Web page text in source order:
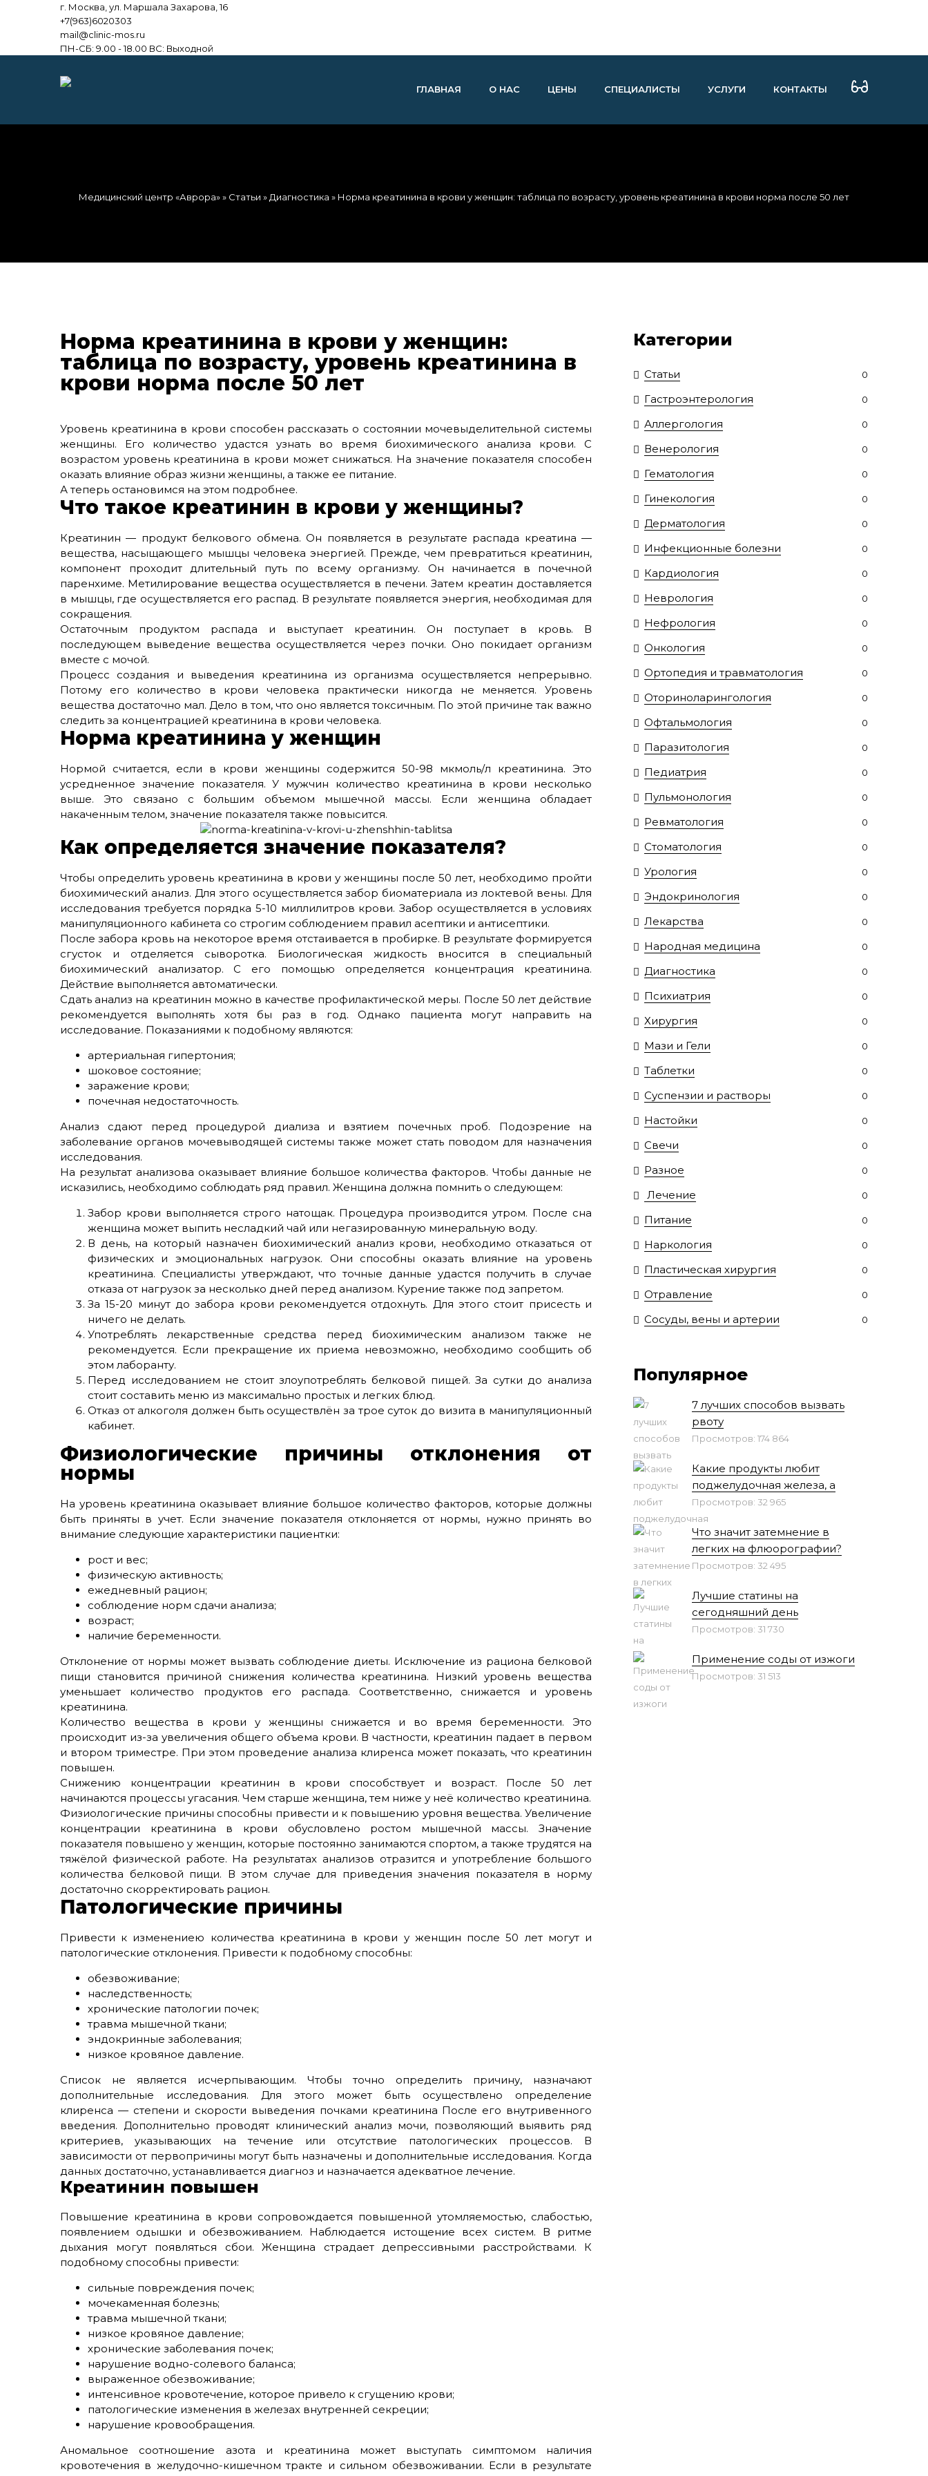
г. Москва, ул. Маршала Захарова, 16
+7(963)6020303
mail@clinic-mos.ru
ПН-СБ: 9.00 - 18.00 ВС: Выходной
ГЛАВНАЯ О НАС ЦЕНЫ СПЕЦИАЛИСТЫ УСЛУГИ КОНТАКТЫ
Медицинский центр «Аврора»» Статьи » Диагностика » Норма креатинина в крови у женщин: таблица по возрасту, уровень креатинина в крови норма после 50 лет
Норма креатинина в крови у женщин:
таблица по возрасту, уровень креатинина в
крови норма после 50 лет
Уровень креатинина в крови способен рассказать о состоянии мочевыделительной системы
женщины. Его количество удастся узнать во время биохимического анализа крови. С
возрастом уровень креатинина в крови может снижаться. На значение показателя способен
оказать влияние образ жизни женщины, а также ее питание.
А теперь остановимся на этом подробнее.
Что такое креатинин в крови у женщины?
Креатинин — продукт белкового обмена. Он появляется в результате распада креатина —
вещества, насыщающего мышцы человека энергией. Прежде, чем превратиться креатинин,
компонент проходит длительный путь по всему организму. Он начинается в почечной
паренхиме. Метилирование вещества осуществляется в печени. Затем креатин доставляется
в мышцы, где осуществляется его распад. В результате появляется энергия, необходимая для
сокращения.
Остаточным продуктом распада и выступает креатинин. Он поступает в кровь. В
последующем выведение вещества осуществляется через почки. Оно покидает организм
вместе с мочой.
Процесс создания и выведения креатинина из организма осуществляется непрерывно.
Потому его количество в крови человека практически никогда не меняется. Уровень
вещества достаточно мал. Дело в том, что оно является токсичным. По этой причине так важно
следить за концентрацией креатинина в крови человека.
Норма креатинина у женщин
Нормой считается, если в крови женщины содержится 50-98 мкмоль/л креатинина. Это
усредненное значение показателя. У мужчин количество креатинина в крови несколько
выше. Это связано с большим объемом мышечной массы. Если женщина обладает
накаченным телом, значение показателя также повысится.
Как определяется значение показателя?
Чтобы определить уровень креатинина в крови у женщины после 50 лет, необходимо пройти
биохимический анализ. Для этого осуществляется забор биоматериала из локтевой вены. Для
исследования требуется порядка 5-10 миллилитров крови. Забор осуществляется в условиях
манипуляционного кабинета со строгим соблюдением правил асептики и антисептики.
После забора кровь на некоторое время отстаивается в пробирке. В результате формируется
сгусток и отделяется сыворотка. Биологическая жидкость вносится в специальный
биохимический анализатор. С его помощью определяется концентрация креатинина.
Действие выполняется автоматически.
Сдать анализ на креатинин можно в качестве профилактической меры. После 50 лет действие
рекомендуется выполнять хотя бы раз в год. Однако пациента могут направить на
исследование. Показаниями к подобному являются:
артериальная гипертония;
шоковое состояние;
заражение крови;
почечная недостаточность.
Анализ сдают перед процедурой диализа и взятием почечных проб. Подозрение на
заболевание органов мочевыводящей системы также может стать поводом для назначения
исследования.
На результат анализова оказывает влияние большое количества факторов. Чтобы данные не
исказились, необходимо соблюдать ряд правил. Женщина должна помнить о следующем:
Забор крови выполняется строго натощак. Процедура производится утром. После сна
женщина может выпить несладкий чай или негазированную минеральную воду.
В день, на который назначен биохимический анализ крови, необходимо отказаться от
физических и эмоциональных нагрузок. Они способны оказать влияние на уровень
креатинина. Специалисты утверждают, что точные данные удастся получить в случае
отказа от нагрузок за несколько дней перед анализом. Курение также под запретом.
За 15-20 минут до забора крови рекомендуется отдохнуть. Для этого стоит присесть и
ничего не делать.
Употреблять лекарственные средства перед биохимическим анализом также не
рекомендуется. Если прекращение их приема невозможно, необходимо сообщить об
этом лаборанту.
Перед исследованием не стоит злоупотреблять белковой пищей. За сутки до анализа
стоит составить меню из максимально простых и легких блюд.
Отказ от алкоголя должен быть осуществлён за трое суток до визита в манипуляционный
кабинет.
Физиологические причины отклонения от
нормы
На уровень креатинина оказывает влияние большое количество факторов, которые должны
быть приняты в учет. Если значение показателя отклоняется от нормы, нужно принять во
внимание следующие характеристики пациентки:
рост и вес;
физическую активность;
ежедневный рацион;
соблюдение норм сдачи анализа;
возраст;
наличие беременности.
Отклонение от нормы может вызвать соблюдение диеты. Исключение из рациона белковой
пищи становится причиной снижения количества креатинина. Низкий уровень вещества
уменьшает количество продуктов его распада. Соответственно, снижается и уровень
креатинина.
Количество вещества в крови у женщины снижается и во время беременности. Это
происходит из-за увеличения общего объема крови. В частности, креатинин падает в первом
и втором триместре. При этом проведение анализа клиренса может показать, что креатинин
повышен.
Снижению концентрации креатинин в крови способствует и возраст. После 50 лет
начинаются процессы угасания. Чем старше женщина, тем ниже у неё количество креатинина.
Физиологические причины способны привести и к повышению уровня вещества. Увеличение
концентрации креатинина в крови обусловлено ростом мышечной массы. Значение
показателя повышено у женщин, которые постоянно занимаются спортом, а также трудятся на
тяжёлой физической работе. На результатах анализов отразится и употребление большого
количества белковой пищи. В этом случае для приведения значения показателя в норму
достаточно скорректировать рацион.
Патологические причины
Привести к изменениею количества креатинина в крови у женщин после 50 лет могут и
патологические отклонения. Привести к подобному способны:
обезвоживание;
наследственность;
хронические патологии почек;
травма мышечной ткани;
эндокринные заболевания;
низкое кровяное давление.
Список не является исчерпывающим. Чтобы точно определить причину, назначают
дополнительные исследования. Для этого может быть осуществлено определение
клиренса — степени и скорости выведения почками креатинина После его внутривенного
введения. Дополнительно проводят клинический анализ мочи, позволяющий выявить ряд
критериев, указывающих на течение или отсутствие патологических процессов. В
зависимости от первопричины могут быть назначены и дополнительные исследования. Когда
данных достаточно, устанавливается диагноз и назначается адекватное лечение.
Креатинин повышен
Повышение креатинина в крови сопровождается повышенной утомляемостью, слабостью,
появлением одышки и обезвоживанием. Наблюдается истощение всех систем. В ритме
дыхания могут появляться сбои. Женщина страдает депрессивными расстройствами. К
подобному способны привести:
сильные повреждения почек;
мочекаменная болезнь;
травма мышечной ткани;
низкое кровяное давление;
хронические заболевания почек;
нарушение водно-солевого баланса;
выраженное обезвоживание;
интенсивное кровотечение, которое привело к сгущению крови;
патологические изменения в железах внутренней секреции;
нарушение кровообращения.
Аномальное соотношение азота и креатинина может выступать симптомом наличия
кровотечения в желудочно-кишечном тракте и сильном обезвоживании. Если в результате
Категории
Статьи 0
Гастроэнтерология 0
Аллергология 0
Венерология 0
Гематология 0
Гинекология 0
Дерматология 0
Инфекционные болезни 0
Кардиология 0
Неврология 0
Нефрология 0
Онкология 0
Ортопедия и травматология 0
Оториноларингология 0
Офтальмология 0
Паразитология 0
Педиатрия 0
Пульмонология 0
Ревматология 0
Стоматология 0
Урология 0
Эндокринология 0
Лекарства 0
Народная медицина 0
Диагностика 0
Психиатрия 0
Хирургия 0
Мази и Гели 0
Таблетки 0
Суспензии и растворы 0
Настойки 0
Свечи 0
Разное 0
Лечение 0
Питание 0
Наркология 0
Пластическая хирургия 0
Отравление 0
Сосуды, вены и артерии 0
Популярное
7 лучших способов вызвать
рвоту
Просмотров: 174 864
Какие продукты любит
поджелудочная железа, а
Просмотров: 32 965
Что значит затемнение в
легких на флюорографии?
Просмотров: 32 495
Лучшие статины на
сегодняшний день
Просмотров: 31 730
Применение соды от изжоги
Просмотров: 31 513